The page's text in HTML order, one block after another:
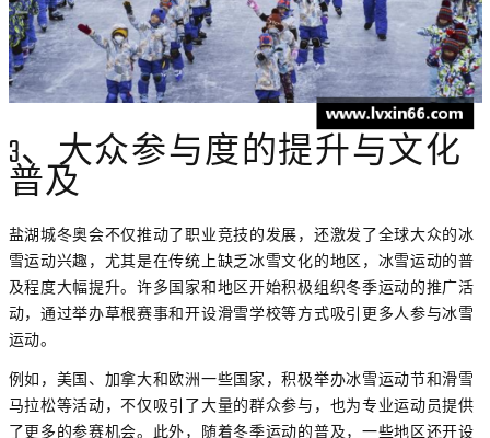
3、大众参与度的提升与文化
普及
盐湖城冬奥会不仅推动了职业竞技的发展，还激发了全球大众的冰
雪运动兴趣，尤其是在传统上缺乏冰雪文化的地区，冰雪运动的普
及程度大幅提升。许多国家和地区开始积极组织冬季运动的推广活
动，通过举办草根赛事和开设滑雪学校等方式吸引更多人参与冰雪
运动。
例如，美国、加拿大和欧洲一些国家，积极举办冰雪运动节和滑雪
马拉松等活动，不仅吸引了大量的群众参与，也为专业运动员提供
了更多的参赛机会。此外，随着冬季运动的普及，一些地区还开设